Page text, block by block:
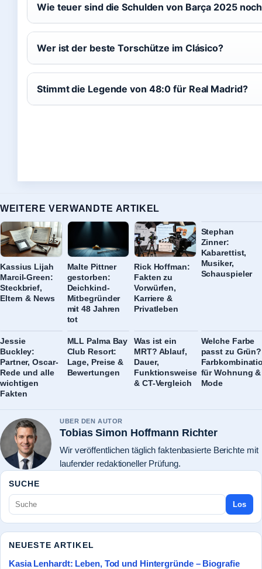
Wie teuer sind die Schulden von Barça 2025
Wer ist der beste Torschütze im Clásico?
Stimmt die Legende von 48:0 für Real Madrid?
WEITERE VERWANDTE ARTIKEL
Kassius Lijah
Marcil-Green:
Steckbrief,
Eltern & News
Malte Pittner
gestorben:
Deichkind-
Mitbegründer
mit 48 Jahren
tot
Rick Hoffman:
Fakten zu
Vorwürfen,
Karriere &
Privatleben
Stephan
Zinner:
Kabarettist,
Musiker,
Schauspieler
Jessie
Buckley:
Partner, Oscar-
Rede und alle
wichtigen
Fakten
MLL Palma Bay
Club Resort:
Lage, Preise &
Bewertungen
Was ist ein
MRT? Ablauf,
Dauer,
Funktionsweise
& CT-Vergleich
Welche Farbe
passt zu Grün?
für Wohnung &
Mode
UBER DEN AUTOR
Tobias Simon Hoffmann Richter
Wir veröffentlichen täglich faktenbasierte Berichte mit
laufender redaktioneller Prüfung.
SUCHE
Los
NEUESTE ARTIKEL
Kasia Lenhardt: Leben, Tod und Hintergründe – Biografie